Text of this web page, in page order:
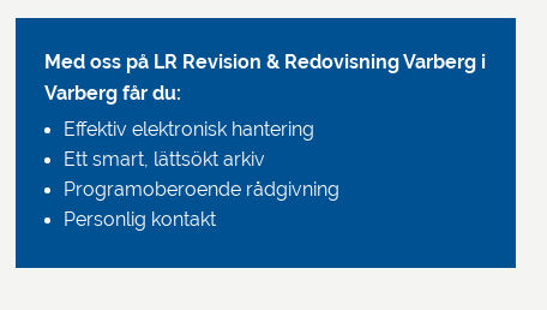
Med oss på LR Revision & Redovisning Varberg i
Varberg får du:
Effektiv elektronisk hantering
Ett smart, lättsökt arkiv
Programoberoende rådgivning
Personlig kontakt